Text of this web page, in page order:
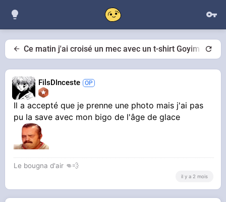
Ce matin j'ai croisé un mec avec un t-shirt Goyim Lives
FilsDInceste
Il a accepté que je prenne une photo mais j'ai pas
pu la save avec mon bigo de l'âge de glace
Le bougna d'air 👊💨
il y a 2 mois